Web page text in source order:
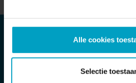
Alle cookies
Selectie
MAIL ONS